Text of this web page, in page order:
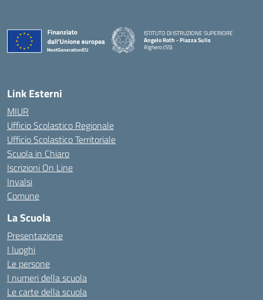
ISTITUTO DI ISTRUZIONE SUPERIORE
Angelo Roth - Piazza Sulis
Alghero (SS)
— Visita la pagina iniziale della scuola
Link Esterni
MIUR
Ufficio Scolastico Regionale
Ufficio Scolastico Territoriale
Scuola in Chiaro
Iscrizioni On Line
Invalsi
Comune
La Scuola
Presentazione
I luoghi
Le persone
I numeri della scuola
Le carte della scuola